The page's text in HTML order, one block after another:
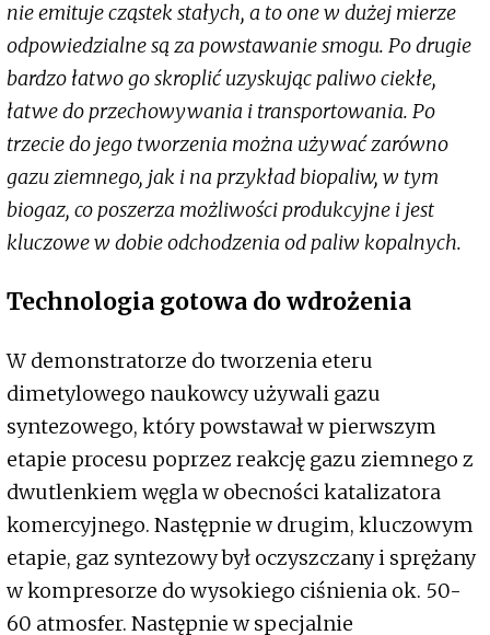
nie emituje cząstek stałych, a to one w dużej mierze
odpowiedzialne są za powstawanie smogu. Po drugie
bardzo łatwo go skroplić uzyskując paliwo ciekłe,
łatwe do przechowywania i transportowania. Po
trzecie do jego tworzenia można używać zarówno
gazu ziemnego, jak i na przykład biopaliw, w tym
biogaz, co poszerza możliwości produkcyjne i jest
kluczowe w dobie odchodzenia od paliw kopalnych.
Technologia gotowa do wdrożenia
W demonstratorze do tworzenia eteru
dimetylowego naukowcy używali gazu
syntezowego, który powstawał w pierwszym
etapie procesu poprzez reakcję gazu ziemnego z
dwutlenkiem węgla w obecności katalizatora
komercyjnego. Następnie w drugim, kluczowym
etapie, gaz syntezowy był oczyszczany i sprężany
w kompresorze do wysokiego ciśnienia ok. 50-
60 atmosfer. Następnie w specjalnie